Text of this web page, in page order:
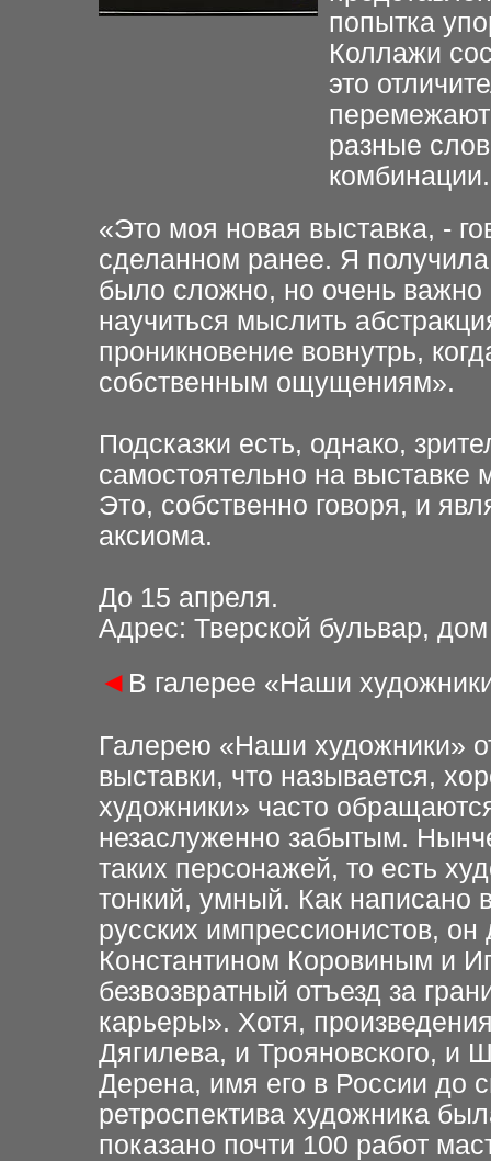
попытка
Коллажи
это
перемежают
разные
комбинации.
«Это моя новая выставка, -
сделанном ранее. Я
было сложно, но очень
научиться мыслить
проникновение вовнутрь,
собственным ощущениям».
Подсказки есть, однако,
самостоятельно на
Это, собственно говоря, и
аксиома.
До 15 апреля.
Адрес: Тверской бульвар,
◄ В галерее «Наши
Галерею «Наши художники»
выставки, что называется,
художники» часто
незаслуженно забытым.
таких персонажей, то есть
тонкий, умный. Как написано
русских импрессионистов,
Константином Коровиным и
безвозвратный отъезд за
карьеры». Хотя,
Дягилева, и Трояновского, и
Дерена, имя его в России до
ретроспектива художника
показано почти 100 работ